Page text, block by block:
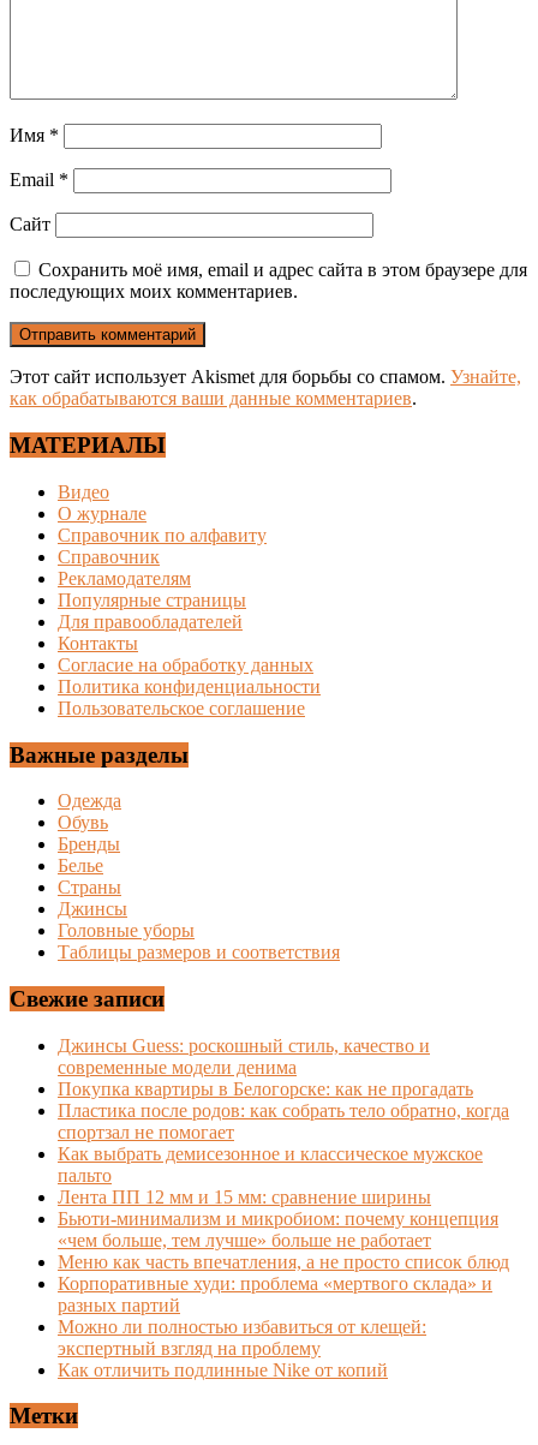
Имя *
Email *
Сайт
Сохранить моё имя, email и адрес сайта в этом браузере для
последующих моих комментариев.
Этот сайт использует Akismet для борьбы со спамом. Узнайте,
как обрабатываются ваши данные комментариев.
МАТЕРИАЛЫ
Видео
О журнале
Справочник по алфавиту
Справочник
Рекламодателям
Популярные страницы
Для правообладателей
Контакты
Согласие на обработку данных
Политика конфиденциальности
Пользовательское соглашение
Важные разделы
Одежда
Обувь
Бренды
Белье
Страны
Джинсы
Головные уборы
Таблицы размеров и соответствия
Свежие записи
Джинсы Guess: роскошный стиль, качество и
современные модели денима
Покупка квартиры в Белогорске: как не прогадать
Пластика после родов: как собрать тело обратно, когда
спортзал не помогает
Как выбрать демисезонное и классическое мужское
пальто
Лента ПП 12 мм и 15 мм: сравнение ширины
Бьюти-минимализм и микробиом: почему концепция
«чем больше, тем лучше» больше не работает
Меню как часть впечатления, а не просто список блюд
Корпоративные худи: проблема «мертвого склада» и
разных партий
Можно ли полностью избавиться от клещей:
экспертный взгляд на проблему
Как отличить подлинные Nike от копий
Метки